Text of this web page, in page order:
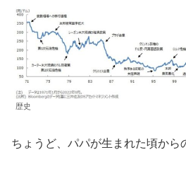
歴史
ちょうど、パパが生まれた頃から